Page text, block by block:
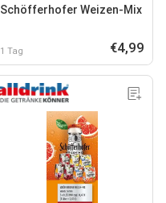
Schöfferhofer Weizen-Mix
1 Tag €4,99